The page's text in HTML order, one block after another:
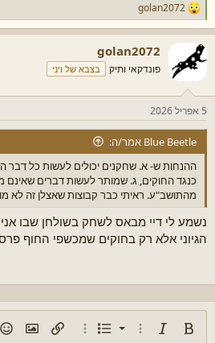
ר
ג
ש
ו
ת
:
golan2072
golan2072
פונדקאי ותיק בצבא של ויני
5 אפריל 2026
Blue Beetle אמר/ה:
ההנחות ש- א. שחקנים יכולים לעשות כל דבר
כנגד החוקים, ג. שמותר לעשות דברים שאינם
מהתושב"ע. ראיתי כבר קבוצות שאצלן זה לא
נשמע לי דיי מבאס לשחק בשולחן שבו
הגיוני אלא רק בחוקים שמכשפי החוף
טקסט מודגש
טקסט נטויאפשרויות נוספות...
רשימהרשימה ממוספרת
אפשרויות נוספות...
הוספת קישור
הוספת